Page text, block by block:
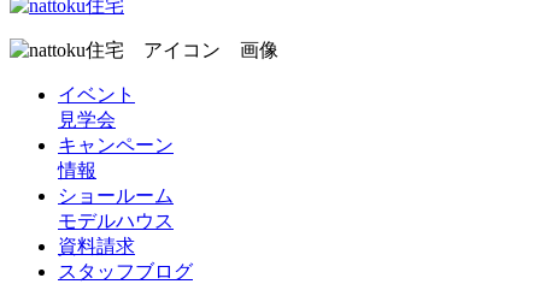
イベント
見学会
キャンペーン
情報
ショールーム
モデルハウス
資料請求
スタッフブログ